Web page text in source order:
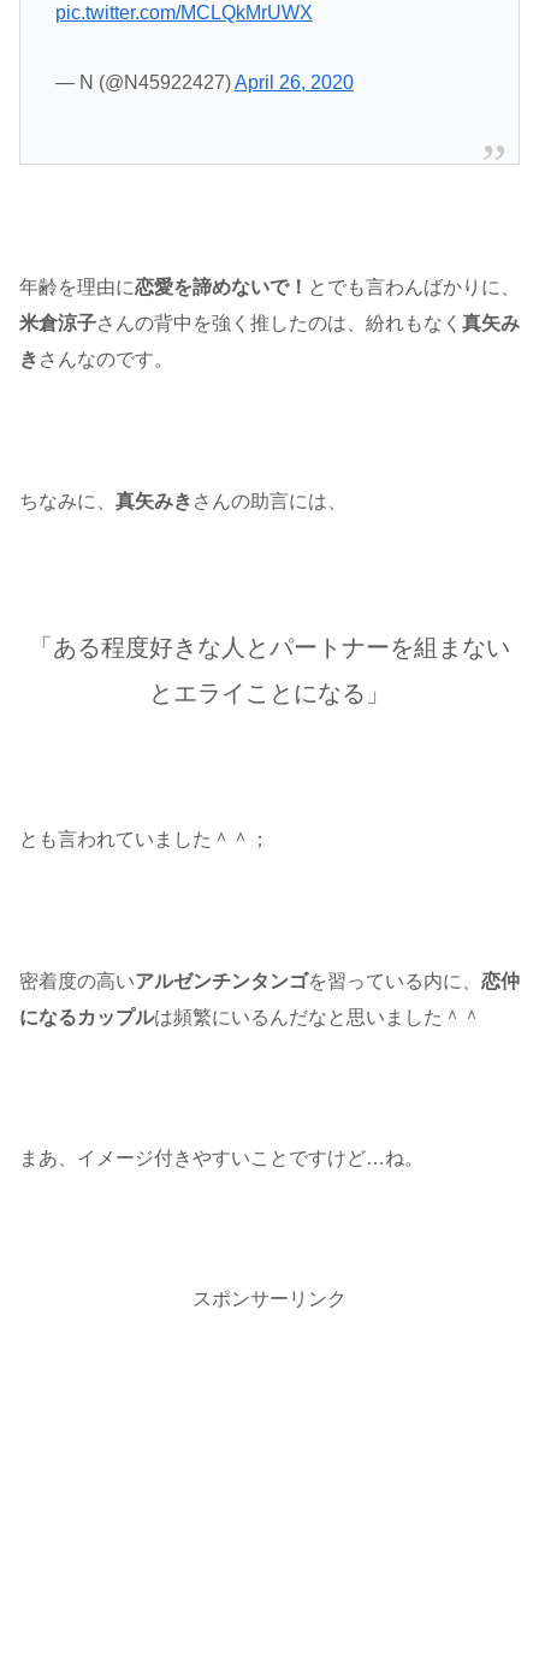
pic.twitter.com/MCLQkMrUWX
— N (@N45922427)April 26, 2020
年齢を理由に恋愛を諦めないで！ とでも言わんばかりに、
米倉涼子さんの背中を強く推したのは、紛れもなく 真矢み
き さんなのです。
ちなみに、 真矢みき さんの助言には、
「ある程度好きな人とパートナーを組まない
とエライことになる」
とも言われていました＾＾；
密着度の高いアルゼンチンタンゴを習っている内に、 恋仲
になるカップルは頻繁にいるんだなと思いました＾＾
まあ、イメージ付きやすいことですけど…ね。
スポンサーリンク